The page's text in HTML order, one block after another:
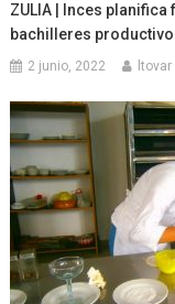
ZULIA | Inces
bachilleres
2 junio, 2022 ltovar